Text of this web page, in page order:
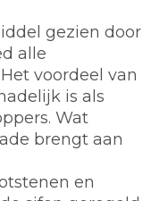
gezien door
alle
voordeel van
is als
Wat
brengt aan
en